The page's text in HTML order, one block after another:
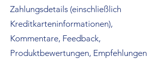
Zahlungsdetails (einschließlich
Kreditkarteninformationen),
Kommentare, Feedback,
Produktbewertungen, Empfehlungen